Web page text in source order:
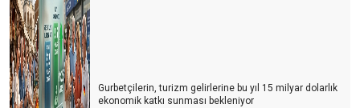
Gurbetçilerin, turizm gelirlerine bu yıl 15 milyar dolarlık
ekonomik katkı sunması bekleniyor